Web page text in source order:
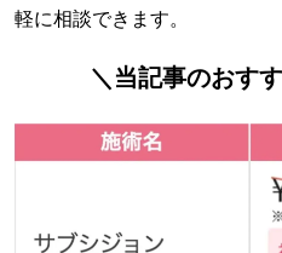
軽に相談できます。
＼当記事のおす